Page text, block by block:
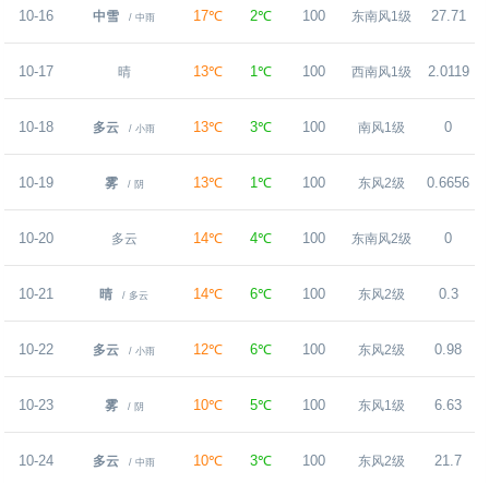
10-16 中雪 / 中雨 17℃ 2℃ 100 东南风1级 27.71
10-17 晴 13℃ 1℃ 100 西南风1级 2.0119
10-18 多云 / 小雨 13℃ 3℃ 100 南风1级 0
10-19 雾 / 阴 13℃ 1℃ 100 东风2级 0.6656
10-20 多云 14℃ 4℃ 100 东南风2级 0
10-21 晴 / 多云 14℃ 6℃ 100 东风2级 0.3
10-22 多云 / 小雨 12℃ 6℃ 100 东风2级 0.98
10-23 雾 / 阴 10℃ 5℃ 100 东风1级 6.63
10-24 多云 / 中雨 10℃ 3℃ 100 东风2级 21.7